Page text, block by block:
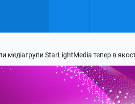
медіагрупи StarLightMedia тепер в